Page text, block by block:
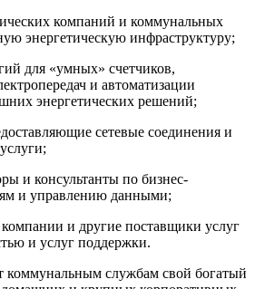
компаний и коммунальных
энергетическую инфраструктуру;
для «умных» счетчиков,
и автоматизации
энергетических решений;
сетевые соединения и
и консультанты по бизнес-
и управлению данными;
и другие поставщики услуг
и услуг поддержки.
службам свой богатый